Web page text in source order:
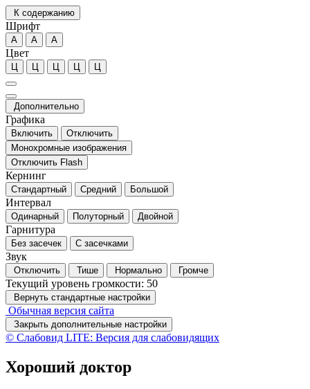
К содержанию
Шрифт
А А А
Цвет
Ц Ц Ц Ц Ц
Дополнительно
Графика
Включить
Отключить
Монохромные изображения
Отключить Flash
Кернинг
Стандартный Средний Большой
Интервал
Одинарный Полуторный Двойной
Гарнитура
Без засечек С засечками
Звук
Отключить Тише Нормально Громче
Текущий уровень громкости: 50
Вернуть стандартные настройки
Обычная версия сайта
Закрыть дополнительные настройки
© Слабовид LITE: Версия для слабовидящих
Хороший доктор